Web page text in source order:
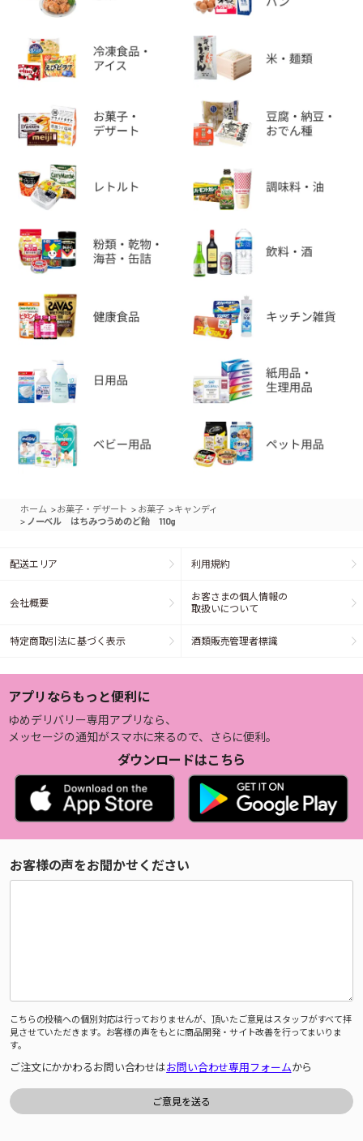
ホーム >お菓子・デザート > お菓子 >キャンディ
> ノーベル はちみつうめのど飴 110g
配送エリア 利用規約
会社概要
お客さまの個人情報の
取扱いについて
特定商取引法に基づく表示 酒類販売管理者標識
アプリならもっと便利に
ゆめデリバリー専用アプリなら、
メッセージの通知がスマホに来るので、さらに便利。
ダウンロードはこちら
お客様の声をお聞かせください
こちらの投稿への個別対応は行っておりませんが、頂いたご意見はスタッフがすべて拝
見させていただきます。お客様の声をもとに商品開発・サイト改善を行ってまいりま
す。
ご注文にかかわるお問い合わせはお問い合わせ専用フォームから